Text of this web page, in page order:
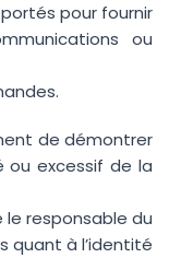
pour fournir
ou
de démontrer
excessif de la
le responsable du
quant à l’identité